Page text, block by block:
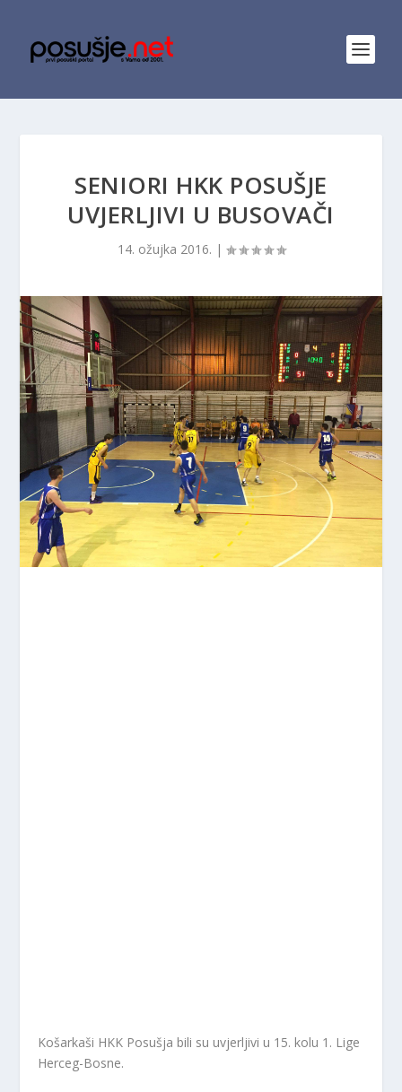
SENIORI HKK POSUŠJE
UVJERLJIVI U BUSOVAČI
14. ožujka 2016. |
Košarkaši HKK Posušja bili su uvjerljivi u 15. kolu 1. Lige
Herceg-Bosne.